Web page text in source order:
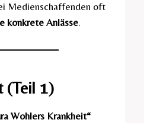
Medienschaffenden oft
konkrete Anlässe.
(Teil 1)
Wohlers Krankheit“